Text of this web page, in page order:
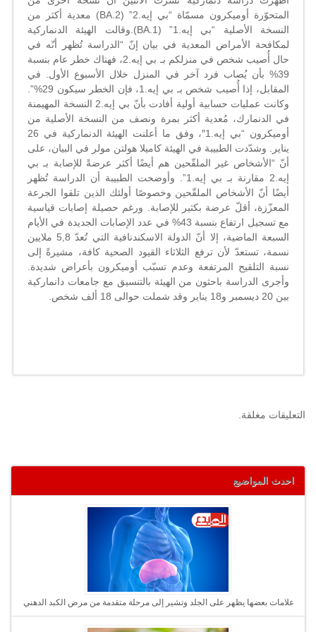
أكثر
من
الأصلية
مغلقة
المتحوّرة أوميكرون مسمّاة “بي إيه.2” (BA.2) معدية أكثر من
النسخة الأصلية “بي إيه.1” (BA.1).وقالت الهيئة الدنماركية
لمكافحة الأمراض المعدية في بيان إنّ “الدراسة تُظهر أنّه في
حال أُصيب شخص في منزلكم بـ بي إيه.2، فهناك خطر عام بنسبة
39% بأن يُصاب فرد آخر في المنزل خلال الأسبوع الأول. في
المقابل، إذا أُصيب شخص بـ بي إيه.1، فإن الخطر سيكون 29%”.
وكانت عمليات حسابية أولية أفادت بأنّ بي إيه.2 النسخة المهيمنة
في الدنمارك، مُعدية أكثر بمرة ونصف من النسخة الأصلية من
أوميكرون “بي إيه.1″، وفق ما أعلنت الهيئة الدنماركية في 26
يناير. وشدّدت الطبيبة في الهيئة كاميلا هولتن مولر في البيان، على
أنّ “الأشخاص غير الملقّحين هم أيضًا أكثر عرضةً للإصابة بـ بي
إيه.2 مقارنة بـ بي إيه.1”. وأوضحت الطبيبة أن الدراسة تُظهر
أيضًا أنّ الأشخاص الملقّحين وخصوصًا أولئك الذين تلقوا الجرعة
المعزّزة، أقلّ عرضة بكثير للإصابة. ورغم حصيلة إصابات قياسية
مع تسجيل ارتفاع بنسبة 43% في عدد الإصابات الجديدة في الأيام
السبعة الماضية، إلا أنّ الدولة الاسكندنافية التي تُعدّ 5,8 ملايين
نسمة، تستعدّ لأن ترفع الثلاثاء القيود الصحية كافة، مشيرةً إلى
نسبة التلقيح المرتفعة وعدم تسبّب أوميكرون بأعراض شديدة.
وأجرى الدراسة باحثون من الهيئة بالتنسيق مع جامعات دانماركية
بين 20 ديسمبر و18 يناير وقد شملت حوالى 18 ألف شخص.
التعليقات مغلقة.
احدث المواضيع
علامات بعضها يظهر على الجلد وتشير إلى مرحلة متقدمة من مرض الكبد الدهني